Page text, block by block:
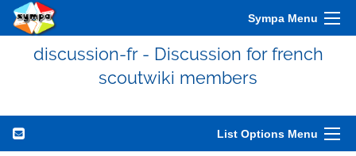
Sympa Menu
discussion-fr - Discussion for french
scoutwiki members
List Options Menu